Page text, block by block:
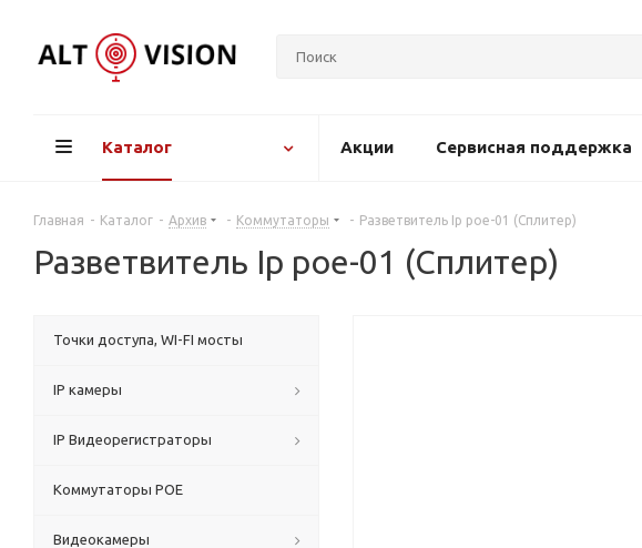
Каталог Акции Сервисная поддержка
Главная - Каталог - Архив - Коммутаторы - Разветвитель Ip poe-01 (Сплитер)
Разветвитель Ip poe-01 (Сплитер)
Точки доступа, WI-FI мосты
IP камеры
IP Видеорегистраторы
Коммутаторы POE
Видеокамеры